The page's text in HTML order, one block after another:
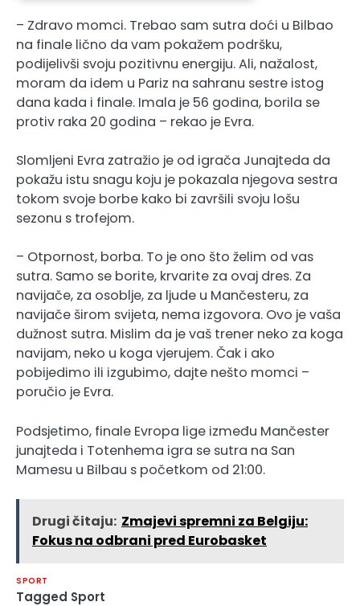
– Zdravo momci. Trebao sam sutra doći u Bilbao
na finale lično da vam pokažem podršku,
podijelivši svoju pozitivnu energiju. Ali, nažalost,
moram da idem u Pariz na sahranu sestre istog
dana kada i finale. Imala je 56 godina, borila se
protiv raka 20 godina – rekao je Evra.
Slomljeni Evra zatražio je od igrača Junajteda da
pokažu istu snagu koju je pokazala njegova sestra
tokom svoje borbe kako bi završili svoju lošu
sezonu s trofejom.
– Otpornost, borba. To je ono što želim od vas
sutra. Samo se borite, krvarite za ovaj dres. Za
navijače, za osoblje, za ljude u Mančesteru, za
navijače širom svijeta, nema izgovora. Ovo je vaša
dužnost sutra. Mislim da je vaš trener neko za koga
navijam, neko u koga vjerujem. Čak i ako
pobijedimo ili izgubimo, dajte nešto momci –
poručio je Evra.
Podsjetimo, finale Evropa lige između Mančester
junajteda i Totenhema igra se sutra na San
Mamesu u Bilbau s početkom od 21:00.
Drugi čitaju: Zmajevi spremni za Belgiju:
Fokus na odbrani pred Eurobasket
SPORT
Tagged Sport